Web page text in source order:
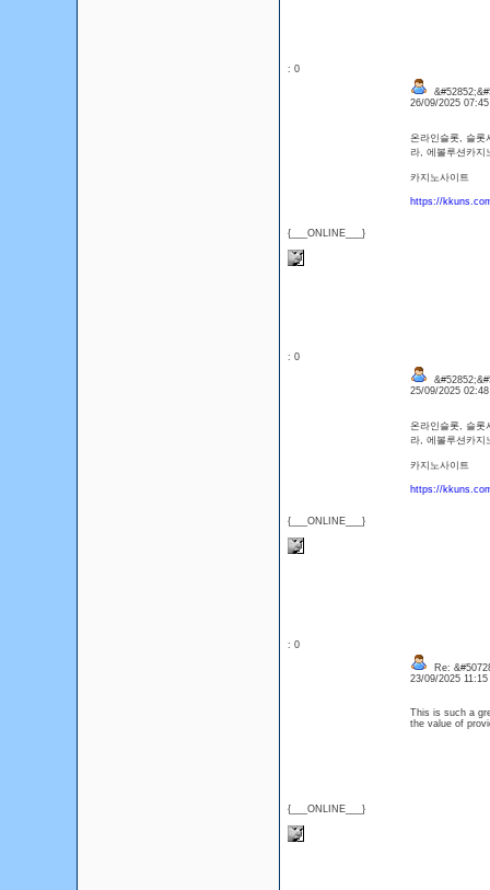
: 0
{___ONLINE___}
26/09/2025
온라인슬롯, 슬롯
라, 에볼루션카지
카지노사이트
https://
: 0
{___ONLINE___}
25/09/2025
온라인슬롯, 슬롯
라, 에볼루션카지
카지노사이트
https://
: 0
{___ONLINE___}
Re:
23/09/2025
This is such a
the value of